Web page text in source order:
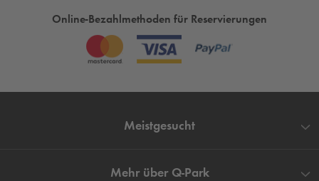
Online-Bezahlmethoden für Reservierungen
Meistgesucht
Mehr über Q-Park